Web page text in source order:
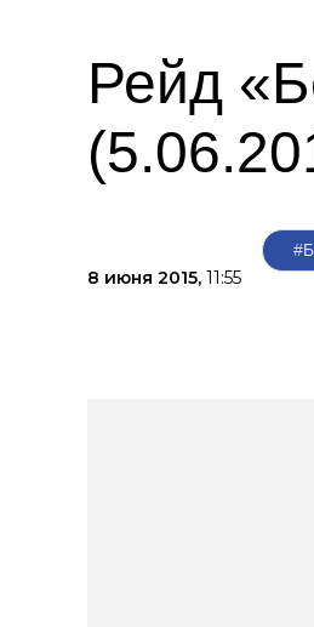
Рейд
8 июня 2015, 11:55